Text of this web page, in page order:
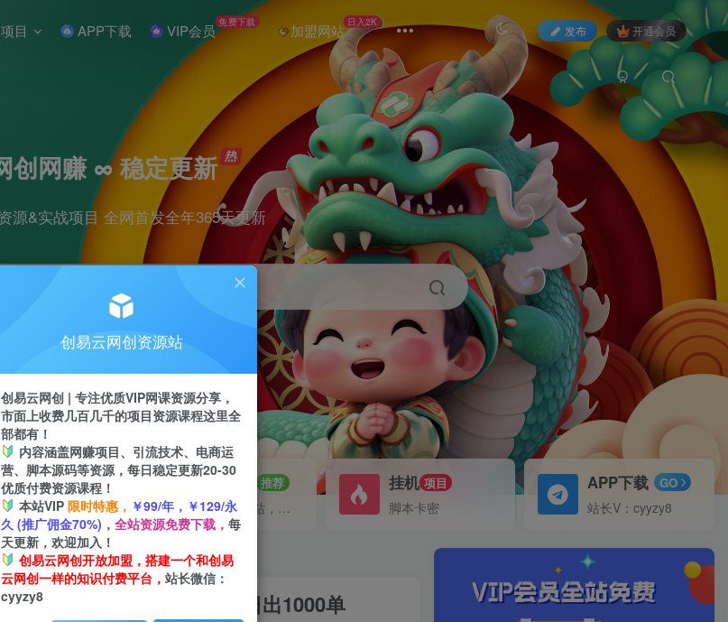
目 APP下载 VIP会员 免费下载 加盟网站 日入2K
发布 开通会员
创网赚 ∞ 稳定更新
源&实战项目 全网首发全年365天更新
引流 短视频 剪辑
VIP推广
70%分佣
会员专属推广链接
招募站长 推荐
搭建同款网站，自己当老板
挂机 项目
脚本卡密
APP下载 GO
站长V：cyyzy8
部方法 不直播不拍短视频日出1000单
创易云网创资源站
创易云网创 | 专注优质VIP网课资源分享，
市面上收费几百几千的项目资源课程这里全
部都有！
内容涵盖网赚项目、引流技术、电商运
营、脚本源码等资源，每日稳定更新20-30
优质付费资源课程！
本站VIP 限时特惠， ￥99/年，￥129/永
久 (推广佣金70%)， 全站资源免费下载， 每
天更新，欢迎加入！
创易云网创开放加盟，搭建一个和创易
云网创一样的知识付费平台， 站长微信：
cyyzy8